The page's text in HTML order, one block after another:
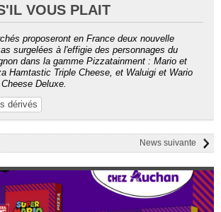
VOUS PLAIT
proposeront en France deux nouvelle
surgelées à l'effigie des personnages du
dans la gamme Pizzatainment : Mario et
Hamtastic Triple Cheese, et Waluigi et Wario
Deluxe.
dérivés
News suivante